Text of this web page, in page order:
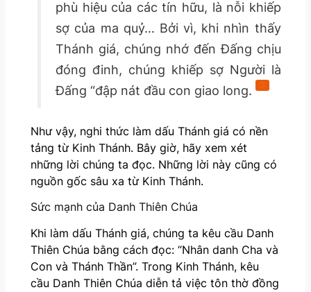
phù hiệu của các tín hữu, là nỗi khiếp
sợ của ma quỷ… Bởi vì, khi nhìn thấy
Thánh giá, chúng nhớ đến Đấng chịu
đóng đinh, chúng khiếp sợ Người là
Đấng “đập nát đầu con giao long. 3
Như vậy, nghi thức làm dấu Thánh giá có nền
tảng từ Kinh Thánh. Bây giờ, hãy xem xét
những lời chúng ta đọc. Những lời này cũng có
nguồn gốc sâu xa từ Kinh Thánh.
Sức mạnh của Danh Thiên Chúa
Khi làm dấu Thánh giá, chúng ta kêu cầu Danh
Thiên Chúa bằng cách đọc: “Nhân danh Cha và
Con và Thánh Thần”. Trong Kinh Thánh, kêu
cầu Danh Thiên Chúa diễn tả việc tôn thờ đồng